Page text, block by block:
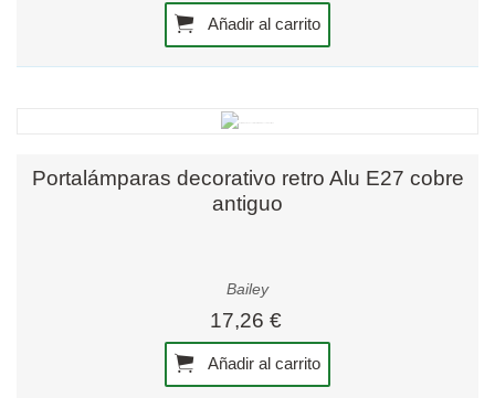
Añadir al carrito
Portalámparas decorativo retro Alu E27 cobre
antiguo
Bailey
17,26 €
Añadir al carrito